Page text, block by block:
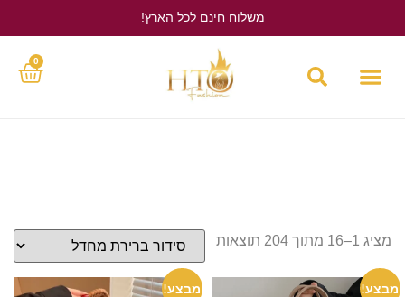
משלוח חינם לכל הארץ!
0
מציג 1–16 מתוך 204 תוצאות
מבצע! מבצע!